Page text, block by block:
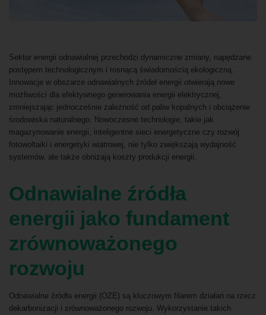
Sektor energii odnawialnej przechodzi dynamiczne zmiany, napędzane
postępem technologicznym i rosnącą świadomością ekologiczną.
Innowacje w obszarze odnawialnych źródeł energii otwierają nowe
możliwości dla efektywnego generowania energii elektrycznej,
zmniejszając jednocześnie zależność od paliw kopalnych i obciążenie
środowiska naturalnego. Nowoczesne technologie, takie jak
magazynowanie energii, inteligentne sieci energetyczne czy rozwój
fotowoltaiki i energetyki wiatrowej, nie tylko zwiększają wydajność
systemów, ale także obniżają koszty produkcji energii.
Odnawialne źródła
energii jako fundament
zrównoważonego
rozwoju
Odnawialne źródła energii (OZE) są kluczowym filarem działań na rzecz
dekarbonizacji i zrównoważonego rozwoju. Wykorzystanie takich